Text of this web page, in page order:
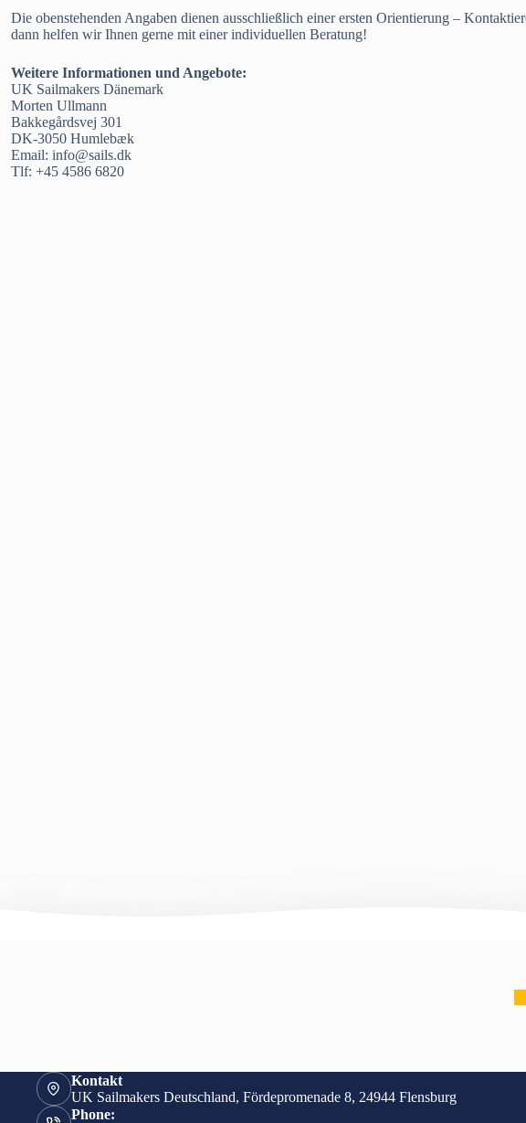
Die obenstehenden Angaben dienen ausschließlich einer ersten Orientierung –
dann helfen wir Ihnen gerne mit einer individuellen Beratung!
Weitere Informationen und Angebote:
UK Sailmakers Dänemark
Morten Ullmann
Bakkegårdsvej 301
DK-3050 Humlebæk
Email: info@sails.dk
Tlf: +45 4586 6820
Kontakt
UK Sailmakers Deutschland, Fördepromenade 8, 24944 Flensburg
Phone: